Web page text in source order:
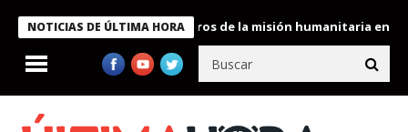
NOTICIAS DE ÚLTIMA HORA
condecora a miembros de la misión humanitaria enviada a